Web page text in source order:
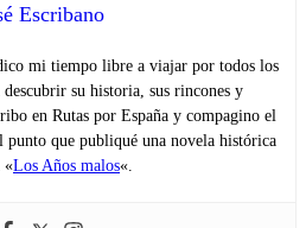
Escribano
mi tiempo libre a viajar por todos los
descubrir su historia, sus rincones y
en Rutas por España y compagino el
punto que publiqué una novela histórica
«Los Años malos«.